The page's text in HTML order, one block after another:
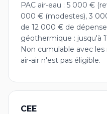
PAC air-eau : 5 000 €
000 € (modestes), 3
de 12 000 € de
géothermique : jusqu'à
Non cumulable avec les
air-air n'est pas éligible.
CEE